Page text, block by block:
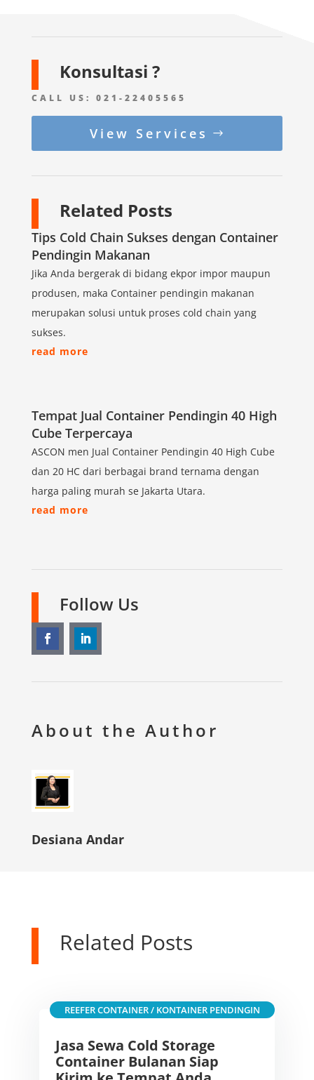
Konsultasi ?
CALL US: 021-22405565
View Services
Related Posts
Tips Cold Chain Sukses dengan Container
Pendingin Makanan
Jika Anda bergerak di bidang ekpor impor maupun
produsen, maka Container pendingin makanan
merupakan solusi untuk proses cold chain yang
sukses.
read more
Tempat Jual Container Pendingin 40 High
Cube Terpercaya
ASCON men Jual Container Pendingin 40 High Cube
dan 20 HC dari berbagai brand ternama dengan
harga paling murah se Jakarta Utara.
read more
Follow Us
About the Author
Desiana Andar
Related Posts
Jasa Sewa Cold Storage
Container Bulanan Siap
REEFER CONTAINER / KONTAINER PENDINGIN